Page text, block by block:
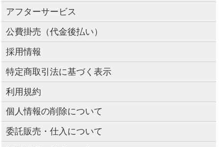
アフターサービス
公費掛売（代金後払い）
採用情報
特定商取引法に基づく表示
利用規約
個人情報の削除について
委託販売・仕入について